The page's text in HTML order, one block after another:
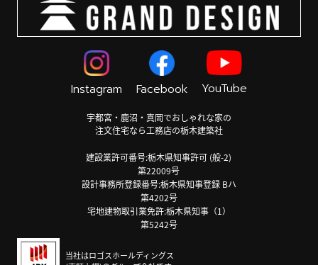
Instagram Facebook YouTube
宇都宮・鹿沼・真岡でおしゃれな家の
注文住宅なら工務店の栃木建築社
建設業許可番号:栃木県知事許可 (般-2)
第22009号
設計事務所登録番号:栃木県知事登録 Bハ
第4202号
宅地建物取引業免許:栃木県知事（1）
第5242号
当社はロゴスホールディングス